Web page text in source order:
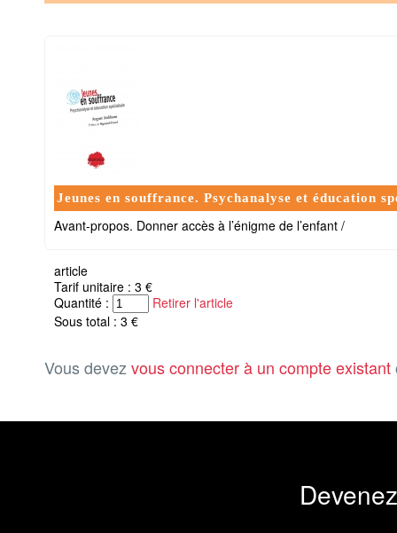
Jeunes en souffrance. Psychanalyse et éducation
Avant-propos. Donner accès à l’énigme de l’enfant /
article
Tarif unitaire : 3 €
Quantité :
Retirer l'article
Sous total : 3 €
Vous devez vous connecter à un compte existant